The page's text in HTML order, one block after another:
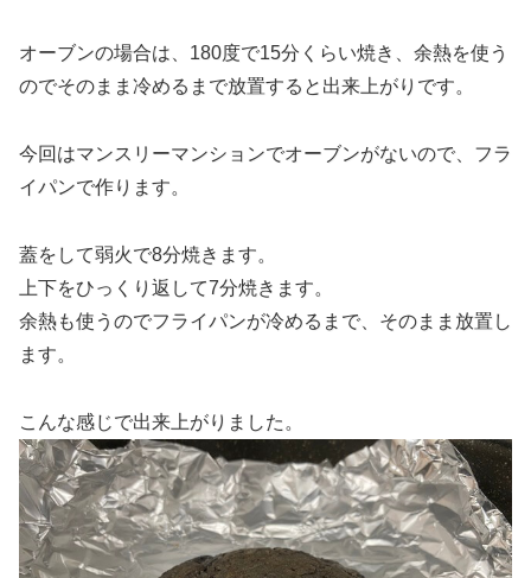
オーブンの場合は、180度で15分くらい焼き、余熱を使う
のでそのまま冷めるまで放置すると出来上がりです。
今回はマンスリーマンションでオーブンがないので、フラ
イパンで作ります。
蓋をして弱火で8分焼きます。
上下をひっくり返して7分焼きます。
余熱も使うのでフライパンが冷めるまで、そのまま放置し
ます。
こんな感じで出来上がりました。